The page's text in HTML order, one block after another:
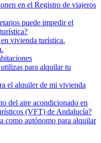
en el Registro de viajeros
puede impedir el
vivienda turística.
para alquilar tu
el alquiler de mi vivienda
del aire acondicionado en
(VFT) de Andalucía?
como autónomo para alquilar